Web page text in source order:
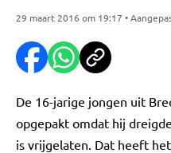
29 maart 2016 om 19:17 •
De 16-jarige jongen uit
opgepakt omdat hij
is vrijgelaten. Dat heeft